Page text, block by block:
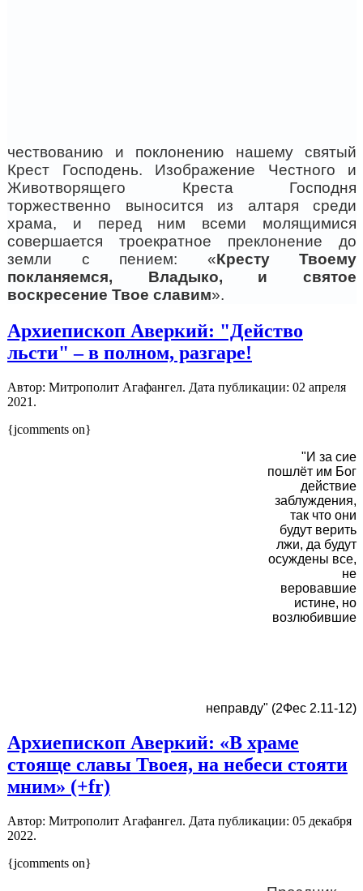
чествованию и поклонению нашему святый
Крест Господень. Изображение Честного и
Животворящего Креста Господня
торжественно выносится из алтаря среди
храма, и перед ним всеми молящимися
совершается троекратное преклонение до
земли с пением: «Кресту Твоему
покланяемся, Владыко, и святое
воскресение Твое славим».
Архиепископ Аверкий: "Действо
льсти" – в полном, разгаре!
Автор: Митрополит Агафангел. Дата публикации: 02 апреля
2021 .
{jcomments on}
"И за сие
пошлёт им Бог
действие
заблуждения,
так что они
будут верить
лжи, да будут
осуждены все,
не
веровавшие
истине, но
возлюбившие
неправду" (2Фес 2.11-12)
Архиепископ Аверкий: «В храме
стояще славы Твоея, на небеси стояти
мним» (+fr)
Автор: Митрополит Агафангел. Дата публикации: 05 декабря
2022.
{jcomments on}